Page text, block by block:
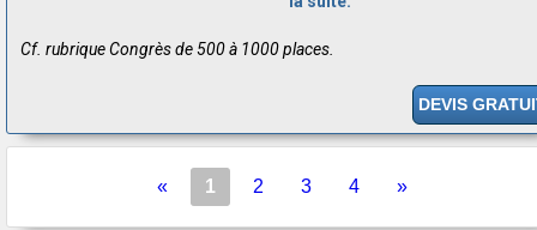
Cf. rubrique Congrès de 500 à 1000 places.
DEVIS
« 1 2 3 4 »